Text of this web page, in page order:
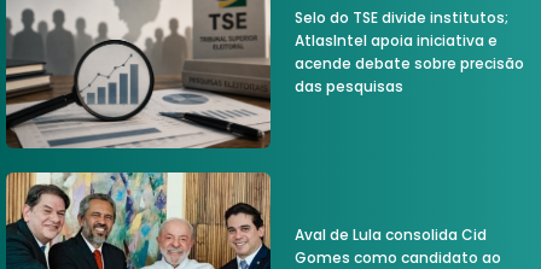
Selo do TSE divide institutos;
AtlasIntel apoia iniciativa e
acende debate sobre precisão
das pesquisas
Aval de Lula consolida Cid
Gomes como candidato ao